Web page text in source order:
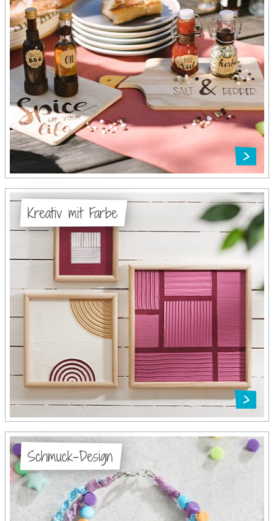
Kreativ mit Farbe
Schmuck-Design